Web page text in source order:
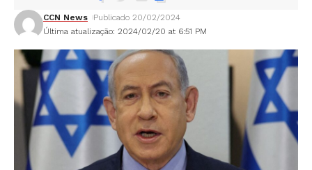
Última atualização: 2024/02/20 at 6:51 PM
CCN News Publicado 20/02/2024